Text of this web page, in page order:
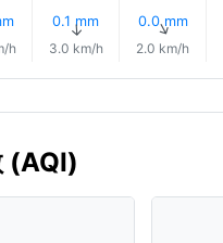
h
0.1 mm
↑
3.0 km/h
0.0 mm
↑
2.0 km/h
(AQI)